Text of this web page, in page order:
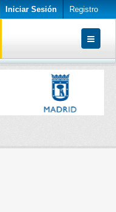
Iniciar Sesión Registro